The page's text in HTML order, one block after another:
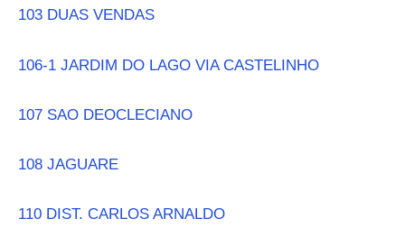
103 DUAS VENDAS
106-1 JARDIM DO LAGO VIA CASTELINHO
107 SAO DEOCLECIANO
108 JAGUARE
110 DIST. CARLOS ARNALDO